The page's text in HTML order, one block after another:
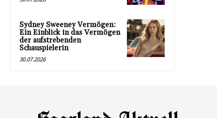
Sydney Sweeney Vermögen:
Ein Einblick in das Vermögen
der aufstrebenden
Schauspielerin
30.07.2026